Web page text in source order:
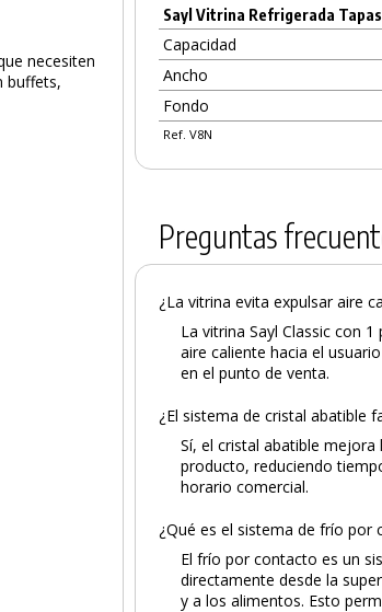
AÑADIDO AL CARRITO
necesiten
buffets,
Sayl Vitrina Refrigerada Tapas
Capacidad
Ancho
Fondo
Ref. V8N
Preguntas
¿La vitrina evita expulsar aire
La vitrina Sayl Classic con
aire caliente hacia el
en el punto de venta.
¿El sistema de cristal abatible
Sí, el cristal abatible
producto, reduciendo
horario comercial.
¿Qué es el sistema de frío por
El frío por contacto es un
directamente desde la
y a los alimentos. Esto